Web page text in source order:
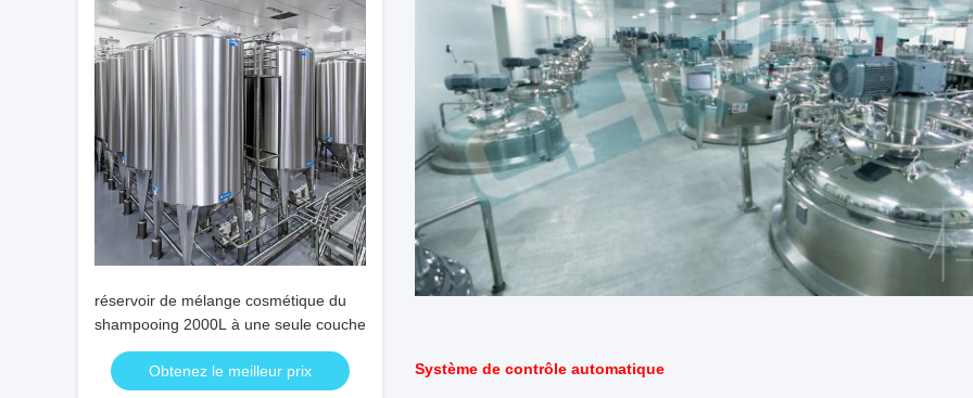
réservoir de mélange cosmétique du
shampooing 2000L à une seule couche
Obtenez le meilleur prix Système de contrôle automatique